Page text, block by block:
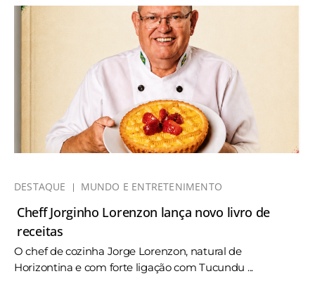
DESTAQUE MUNDO E ENTRETENIMENTO
Cheff Jorginho Lorenzon lança novo livro de
receitas
O chef de cozinha Jorge Lorenzon, natural de
Horizontina e com forte ligação com Tucundu ...